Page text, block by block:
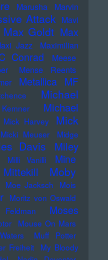
Marusha
Marvin
Attack Mavi
Max Goldt Max
Jazz
Maximilian
Conrad
Meese
Mense Reents
Metallica MF
Michael
Michael
Mick Harvey
Mick
Micki Meuser
Midge
Davis
Miley
Milli Vanilli Mine
Mittekill Moby
Moe Jacksch
Mois
Moritz von Oswald
Moses
Mouse On Mars
Muff Potter
Freiheit
My Bloody